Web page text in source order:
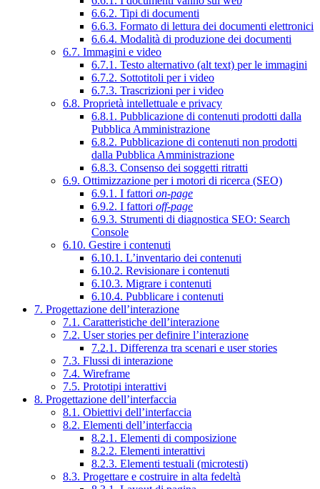
6.6.2. Tipi di documenti
6.6.3. Formato di lettura dei documenti elettronici
6.6.4. Modalità di produzione dei documenti
6.7. Immagini e video
6.7.1. Testo alternativo (alt text) per le immagini
6.7.2. Sottotitoli per i video
6.7.3. Trascrizioni per i video
6.8. Proprietà intellettuale e privacy
6.8.1. Pubblicazione di contenuti prodotti dalla
Pubblica Amministrazione
6.8.2. Pubblicazione di contenuti non prodotti
dalla Pubblica Amministrazione
6.8.3. Consenso dei soggetti ritratti
6.9. Ottimizzazione per i motori di ricerca (SEO)
6.9.1. I fattori on-page
6.9.2. I fattori off-page
6.9.3. Strumenti di diagnostica SEO: Search
Console
6.10. Gestire i contenuti
6.10.1. L’inventario dei contenuti
6.10.2. Revisionare i contenuti
6.10.3. Migrare i contenuti
6.10.4. Pubblicare i contenuti
7. Progettazione dell’interazione
7.1. Caratteristiche dell’interazione
7.2. User stories per definire l’interazione
7.2.1. Differenza tra scenari e user stories
7.3. Flussi di interazione
7.4. Wireframe
7.5. Prototipi interattivi
8. Progettazione dell’interfaccia
8.1. Obiettivi dell’interfaccia
8.2. Elementi dell’interfaccia
8.2.1. Elementi di composizione
8.2.2. Elementi interattivi
8.2.3. Elementi testuali (microtesti)
8.3. Progettare e costruire in alta fedeltà